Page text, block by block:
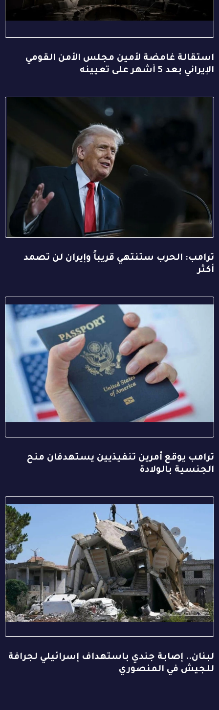
استقالة غامضة لأمين مجلس الأمن القومي
الإيراني بعد 5 أشهر على تعيينه
ترامب: الحرب ستنتهي قريباً وإيران لن تصمد
أكثر
ترامب يوقع أمرين تنفيذيين يستهدفان منح
الجنسية بالولادة
لبنان.. إصابة جندي باستهداف إسرائيلي لجرافة
للجيش في المنصوري